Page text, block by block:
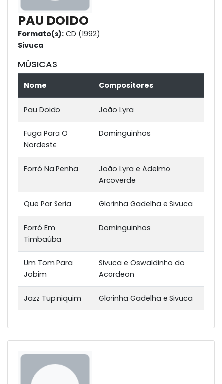
PAU DOIDO
Formato(s): CD (1992)
Sivuca
MÚSICAS
Nome Compositores
Pau Doido João Lyra
Fuga Para O
Nordeste
Dominguinhos
Forró Na Penha
João Lyra e Adelmo
Arcoverde
Que Par Seria Glorinha Gadelha e Sivuca
Forró Em
Timbaúba
Dominguinhos
Um Tom Para
Jobim
Sivuca e Oswaldinho do
Acordeon
Jazz Tupiniquim Glorinha Gadelha e Sivuca